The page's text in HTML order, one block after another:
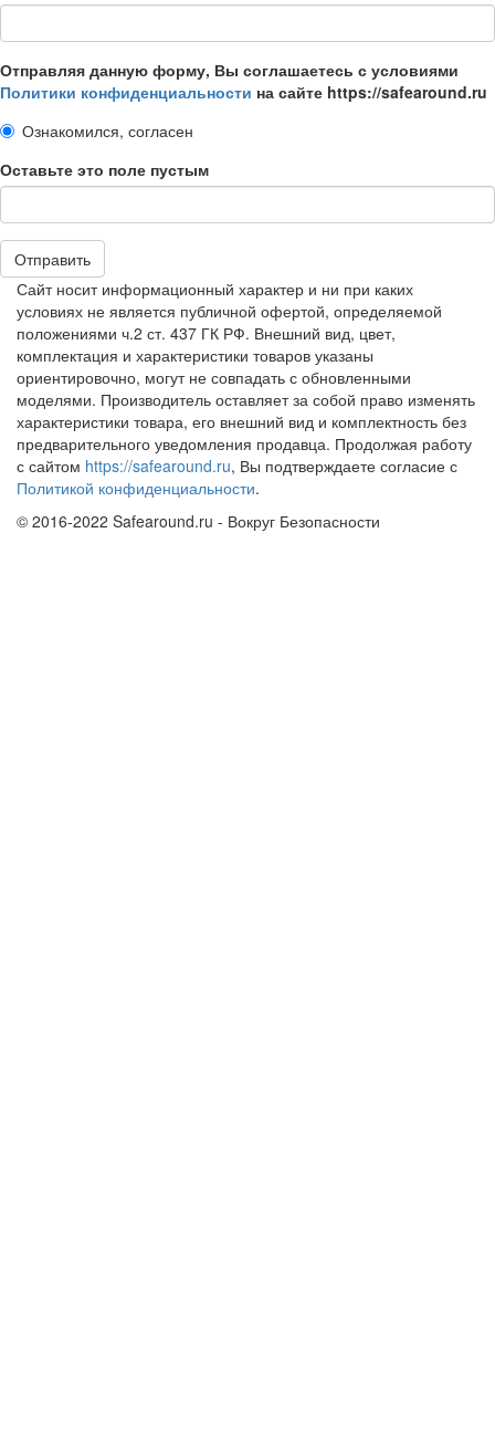
Отправляя данную форму, Вы соглашаетесь с условиями
Политики конфиденциальности на сайте https://safearound.ru
Ознакомился, согласен
Оставьте это поле пустым
Отправить
Сайт носит информационный характер и ни при каких
условиях не является публичной офертой, определяемой
положениями ч.2 ст. 437 ГК РФ. Внешний вид, цвет,
комплектация и характеристики товаров указаны
ориентировочно, могут не совпадать с обновленными
моделями. Производитель оставляет за собой право изменять
характеристики товара, его внешний вид и комплектность без
предварительного уведомления продавца. Продолжая работу
с сайтом https://safearound.ru, Вы подтверждаете согласие с
Политикой конфиденциальности.
© 2016-2022 Safearound.ru - Вокруг Безопасности